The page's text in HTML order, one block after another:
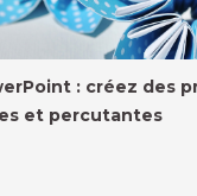
: créez des
et percutantes